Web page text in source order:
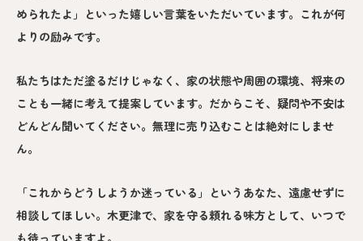
められたよ」といった嬉しい言葉をいただいています。これが何
よりの励みです。
私たちはただ塗るだけじゃなく、家の状態や周囲の環境、将来の
ことも一緒に考えて提案しています。だからこそ、疑問や不安は
どんどん聞いてください。無理に売り込むことは絶対にしませ
ん。
「これからどうしようか迷っている」というあなた、遠慮せずに
相談してほしい。木更津で、家を守る頼れる味方として、いつで
も待っていますよ。